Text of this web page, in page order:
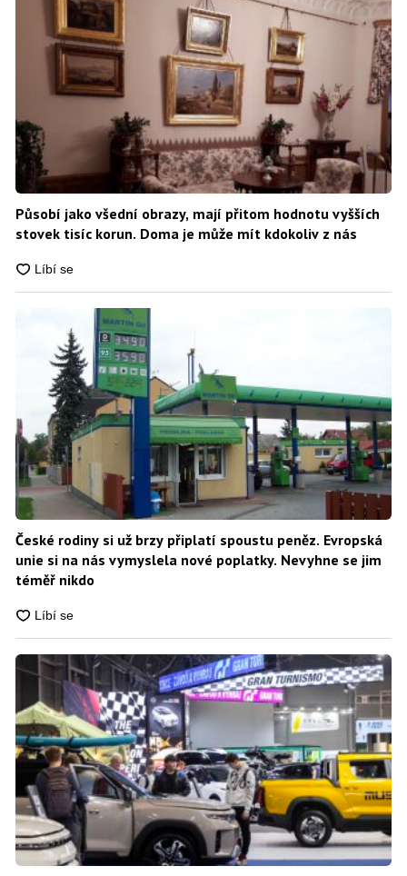
Působí jako všední obrazy, mají přitom hodnotu vyšších
stovek tisíc korun. Doma je může mít kdokoliv z nás
České rodiny si už brzy připlatí spoustu peněz. Evropská
unie si na nás vymyslela nové poplatky. Nevyhne se jim
téměř nikdo